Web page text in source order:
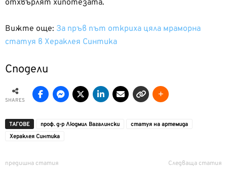
отхвърлят хипотезата.
Вижте още: За пръв път откриха цяла мраморна
статуя в Хераклея Синтика
Сподели
SHARES
ТАГОВЕ проф. д-р Людмил Вагалински
статуя на артемида
Хераклея Синтика
предишна статия Следваща статия